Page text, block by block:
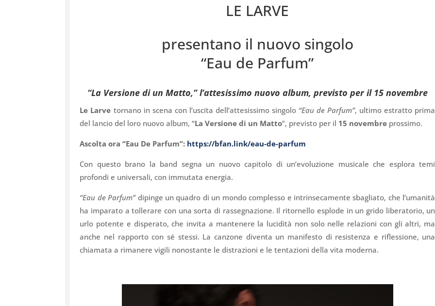
LE LARVE
presentano il nuovo singolo
“Eau de Parfum”
“La Versione di un Matto,” l’attesissimo nuovo album, previsto per il 15 novembre
Le Larve tornano in scena con l’uscita dell’attesissimo singolo “Eau de Parfum”, ultimo estratto prima
del lancio del loro nuovo album, “La Versione di un Matto”, previsto per il 15 novembre prossimo.
Ascolta ora “Eau De Parfum”: https://bfan.link/eau-de-parfum
Con questo brano la band segna un nuovo capitolo di un’evoluzione musicale che esplora temi
profondi e universali, con immutata energia.
“Eau de Parfum”dipinge un quadro di un mondo complesso e intrinsecamente sbagliato, che l’umanità
ha imparato a tollerare con una sorta di rassegnazione. Il ritornello esplode in un grido liberatorio, un
urlo potente e disperato, che invita a mantenere la lucidità non solo nelle relazioni con gli altri, ma
anche nel rapporto con sé stessi. La canzone diventa un manifesto di resistenza e riflessione, una
chiamata a rimanere vigili nonostante le distrazioni e le tentazioni della vita moderna.